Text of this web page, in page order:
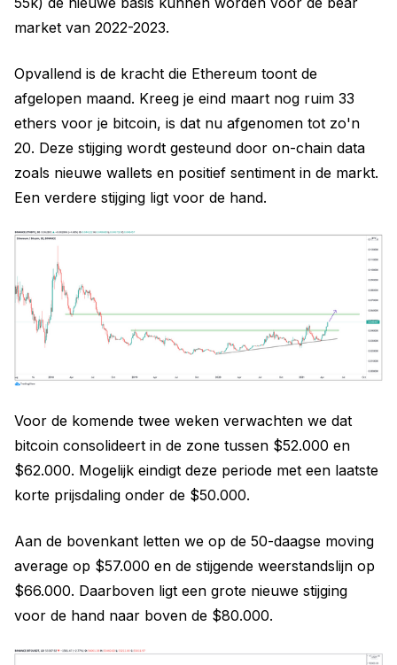
market van 2022-2023.
Opvallend is de kracht die Ethereum toont de
afgelopen maand. Kreeg je eind maart nog ruim 33
ethers voor je bitcoin, is dat nu afgenomen tot zo'n
20. Deze stijging wordt gesteund door on-chain data
zoals nieuwe wallets en positief sentiment in de markt.
Een verdere stijging ligt voor de hand.
Voor de komende twee weken verwachten we dat
bitcoin consolideert in de zone tussen $52.000 en
$62.000. Mogelijk eindigt deze periode met een laatste
korte prijsdaling onder de $50.000.
Aan de bovenkant letten we op de 50-daagse moving
average op $57.000 en de stijgende weerstandslijn op
$66.000. Daarboven ligt een grote nieuwe stijging
voor de hand naar boven de $80.000.